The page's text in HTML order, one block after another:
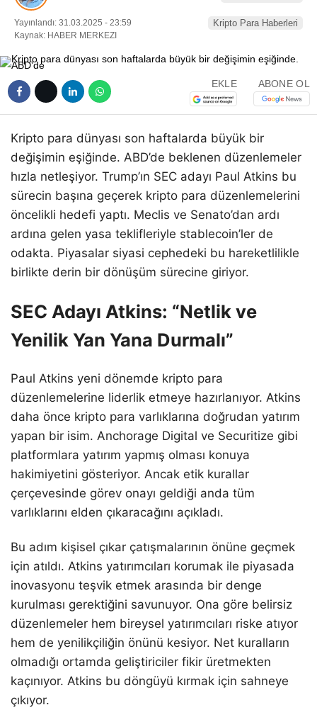
Yayınlandı: 31.03.2025 - 23:59
Kaynak: HABER MERKEZI
Kripto Para Haberleri
EKLE ABONE OL
Kripto para dünyası son haftalarda büyük bir
değişimin eşiğinde. ABD’de beklenen düzenlemeler
hızla netleşiyor. Trump’ın SEC adayı Paul Atkins bu
sürecin başına geçerek kripto para düzenlemelerini
öncelikli hedefi yaptı. Meclis ve Senato’dan ardı
ardına gelen yasa teklifleriyle stablecoin’ler de
odakta. Piyasalar siyasi cephedeki bu hareketlilikle
birlikte derin bir dönüşüm sürecine giriyor.
SEC Adayı Atkins: “Netlik ve
Yenilik Yan Yana Durmalı”
Paul Atkins yeni dönemde kripto para
düzenlemelerine liderlik etmeye hazırlanıyor. Atkins
daha önce kripto para varlıklarına doğrudan yatırım
yapan bir isim. Anchorage Digital ve Securitize gibi
platformlara yatırım yapmış olması konuya
hakimiyetini gösteriyor. Ancak etik kurallar
çerçevesinde görev onayı geldiği anda tüm
varlıklarını elden çıkaracağını açıkladı.
Bu adım kişisel çıkar çatışmalarının önüne geçmek
için atıldı. Atkins yatırımcıları korumak ile piyasada
inovasyonu teşvik etmek arasında bir denge
kurulması gerektiğini savunuyor. Ona göre belirsiz
düzenlemeler hem bireysel yatırımcıları riske atıyor
hem de yenilikçiliğin önünü kesiyor. Net kuralların
olmadığı ortamda geliştiriciler fikir üretmekten
kaçınıyor. Atkins bu döngüyü kırmak için sahneye
çıkıyor.